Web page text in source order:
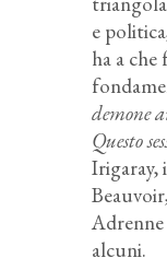
e
ha a
demone
Questo
Irigaray,
alcuni.